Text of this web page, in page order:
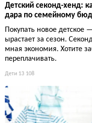
Детский секонд-хенд:
дара по семейному
Покупать новое детское
ырастает за сезон.
мная экономия. Хотите
переплачивать.
Дети 13 108